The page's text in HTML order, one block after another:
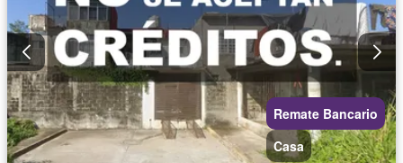
Remate Bancario
Casa